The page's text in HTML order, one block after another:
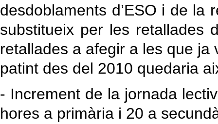
desdoblaments d’ESO i de la
substitueix per les retallades
retallades a afegir a les que ja
patint des del 2010 quedaria
- Increment de la jornada
hores a primària i 20 a